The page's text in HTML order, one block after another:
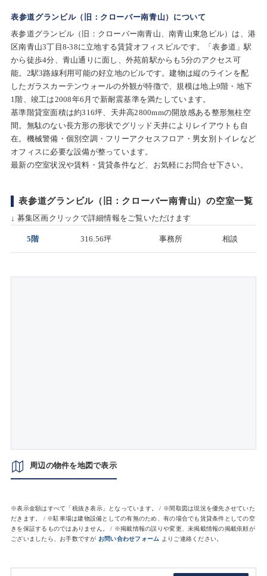
表参道グランビル（旧：クローバー南青山）について
表参道グランビル（旧：クローバー南青山、南青山東急ビル）は、港
区南青山3丁目8-38に立地する賃貸オフィスビルです。「表参道」駅
から徒歩4分、青山通りに面し、外苑前駅からも5分のアクセス可
能。2駅3路線利用可能の好立地のビルです。建物は縦のラインを配
したガラスカーテンウォールの外観が特徴で、規模は地上9階・地下
1階、竣工は2008年6月で新耐震基準を満たしています。
基準階貸室面積は約316坪、天井高2800mmの開放感ある整形無柱空
間。無駄のない長方形の形状でグリッド天井によりレイアウトも自
在。機械警備・個別空調・フリーアクセスフロア・男女別トイレなど
オフィスに必要な設備が整っています。
最新の空室状況や賃料・賃貸条件など、お気軽にお問合せ下さい。
表参道グランビル（旧：クローバー南青山）の空室一覧
↓ 募集区画クリックで詳細情報をご覧いただけます
5階 316.56坪 事務所 相談
周辺の物件を地図で表示
※表示金額はすべて「税抜き表示」となっています。 / ※間取図は現況を優先させていた
だきます。 / ※駐車場は建物設備としての有無のため、有の場合でも賃貸条件としての空
きを保証するものではありません。 / ※掲載情報の誤りや変更、未掲載情報の掲載依頼が
ございましたら、お手数ですが お問い合わせフォーム よりご連絡ください。